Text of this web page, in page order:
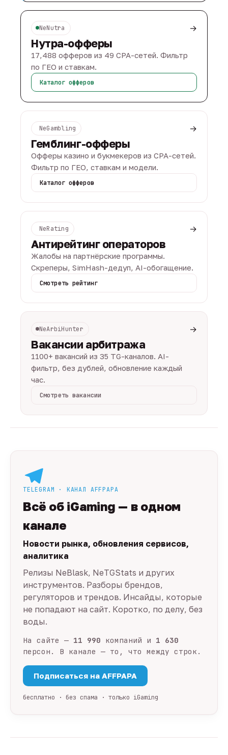
NeNutra →
Нутра-офферы
17,488 офферов из 49 CPA-сетей. Фильтр
по ГЕО и ставкам.
Каталог офферов
NeGambling →
Гемблинг-офферы
Офферы казино и букмекеров из CPA-сетей.
Фильтр по ГЕО, ставкам и модели.
Каталог офферов
NeRating →
Антирейтинг операторов
Жалобы на партнёрские программы.
Скреперы, SimHash-дедуп, AI-обогащение.
Смотреть рейтинг
NeArbiHunter →
Вакансии арбитража
1100+ вакансий из 35 TG-каналов. AI-
фильтр, без дублей, обновление каждый
час.
Смотреть вакансии
TELEGRAM · КАНАЛ AFFPAPA
Всё об iGaming — в одном
канале
Новости рынка, обновления сервисов,
аналитика
Релизы NeBlask, NeTGStats и других
инструментов. Разборы брендов,
регуляторов и трендов. Инсайды, которые
не попадают на сайт. Коротко, по делу, без
воды.
На сайте — 11 990 компаний и 1 630
персон. В канале — то, что между строк.
Подписаться на AFFPAPA
бесплатно · без спама · только iGaming